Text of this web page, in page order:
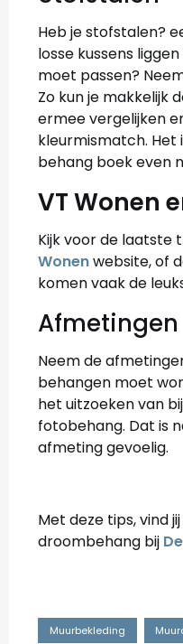
Heb je stofstalen?
losse kussens
moet passen?
Zo kun je makkelijk
ermee vergelijken
kleurmismatch. Het
behang boek even
VT Wonen
Kijk voor de laatste
Wonenwebsite, of
komen vaak de
Afmetingen
Neem de
behangen moet
het uitzoeken van
fotobehang. Dat is
afmeting gevoelig.
Met deze tips, vind
droombehang bij
Muurbekleding